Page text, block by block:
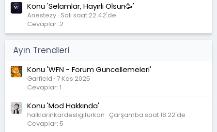
Konu 'Selamlar, Hayırlı Olsun🥳'
Anestezy Salı saat 22:42'de
Cevaplar: 2
Ayın Trendleri
Konu 'WFN - Forum Güncellemeleri'
Garfield 7 Kas 2025
Cevaplar: 1
Konu 'Mod Hakkında'
halklarinkardesligifurkan Çarşamba saat 18:22'de
Cevaplar: 5